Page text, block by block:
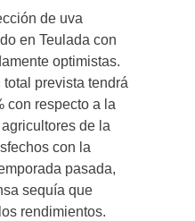
de uva
en Teulada con
optimistas.
prevista tendrá
con respecto a la
de la
con la
pasada,
sequía que
rendimientos.